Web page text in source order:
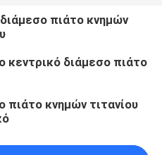
πιάτο κνημών
κεντρικό διάμεσο πιάτο
πιάτο κνημών τιτανίου